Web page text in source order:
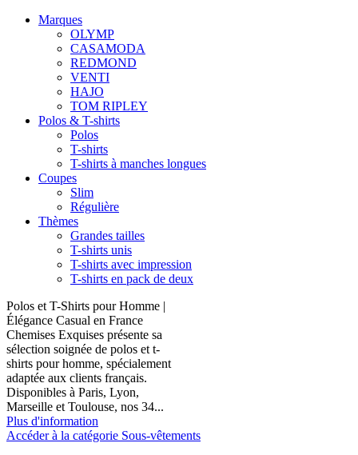
Marques
OLYMP
CASAMODA
REDMOND
VENTI
HAJO
TOM RIPLEY
Polos & T-shirts
Polos
T-shirts
T-shirts à manches longues
Coupes
Slim
Régulière
Thèmes
Grandes tailles
T-shirts unis
T-shirts avec impression
T-shirts en pack de deux
Polos et T-Shirts pour Homme |
Élégance Casual en France
Chemises Exquises présente sa
sélection soignée de polos et t-
shirts pour homme, spécialement
adaptée aux clients français.
Disponibles à Paris, Lyon,
Marseille et Toulouse, nos 34...
Plus d'information
Accéder à la catégorie Sous-vêtements